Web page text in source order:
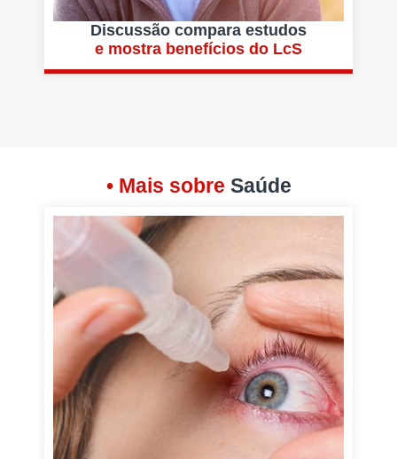
Discussão compara estudos
e mostra benefícios do LcS
• Mais sobre Saúde